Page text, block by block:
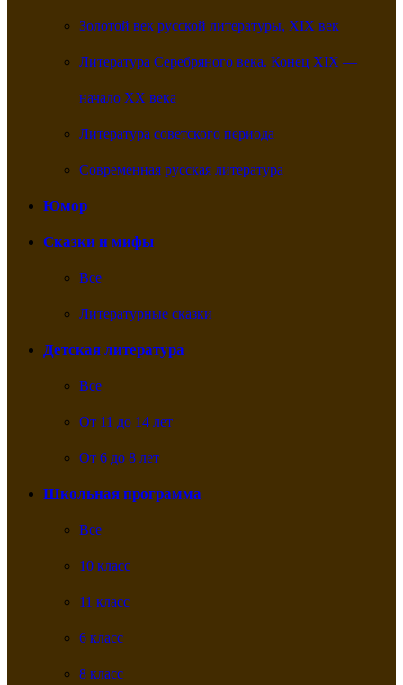
Золотой век русской литературы, XIX век
Литература Серебряного века. Конец XIX —
начало XX века
Литература советского периода
Современная русская литература
Юмор
Сказки и мифы
Все
Литературные сказки
Детская литература
Все
От 11 до 14 лет
От 6 до 8 лет
Школьная программа
Все
10 класс
11 класс
6 класс
8 класс